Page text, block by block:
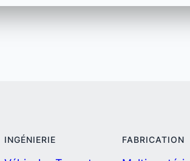
INGÉNIERIE FABRICATION